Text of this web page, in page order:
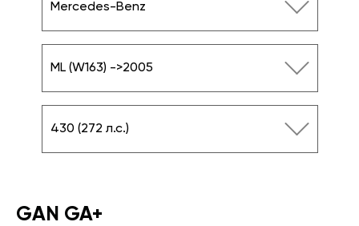
Mercedes-Benz
ML (W163) ->2005
430 (272 л.с.)
GАN GA+